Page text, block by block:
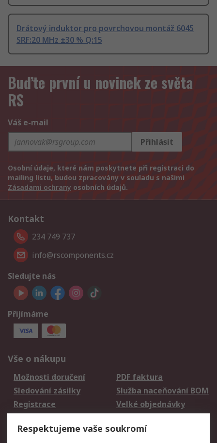
Drátový induktor pro povrchovou montáž 6045
SRF:20 MHz ±30 % Q:15
Buďte první u novinek ze světa
RS
Váš e-mail
Přihlásit
Osobní údaje, které nám poskytnete při registraci do
mailing listu, budou zpracovány v souladu s našimi
Zásadami ochrany osobních údajů.
Kontakt
234 749 737
info@rscomponents.cz
Sledujte nás
Přijímáme
Vše o nákupu
Možnosti doručení
PDF faktura
Sledování zásilky
Služba naceňování BOM
Registrace
Velké objednávky
Respektujeme vaše soukromí